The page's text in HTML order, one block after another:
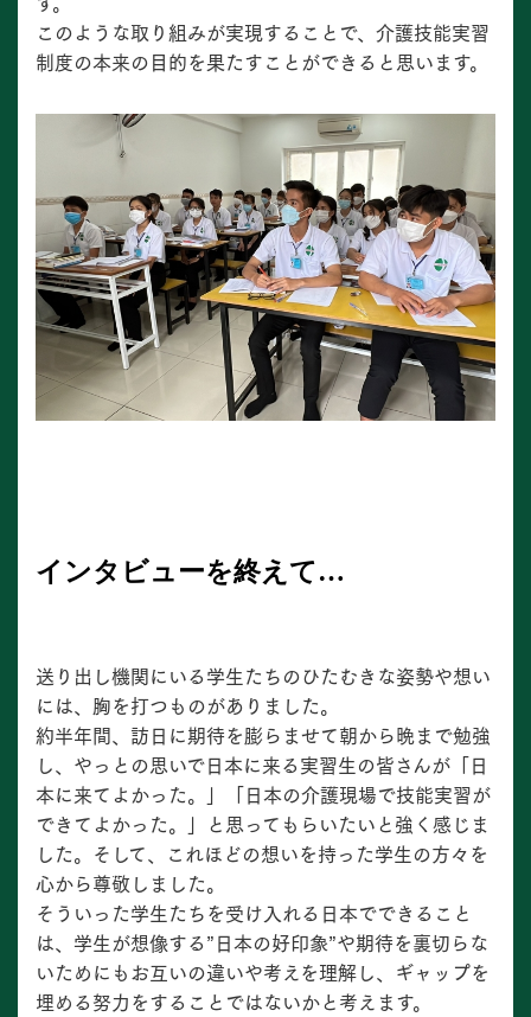
このような取り組みが実現することで、介護技能実習
制度の本来の目的を果たすことができると思います。
インタビューを終えて…
送り出し機関にいる学⽣たちのひたむきな姿勢や想い
には、胸を打つものがありました。
約半年間、訪日に期待を膨らませて朝から晩まで勉強
し、やっとの思いで⽇本に来る実習⽣の皆さんが「⽇
本に来てよかった。」「⽇本の介護現場で技能実習が
できてよかった。」と思ってもらいたいと強く感じま
した。そして、これほどの想いを持った学生の方々を
心から尊敬しました。
そういった学生たちを受け入れる日本でできること
は、学生が想像する”日本の好印象”や期待を裏切らな
いためにもお互いの違いや考えを理解し、ギャップを
埋める努力をすることではないかと考えます。